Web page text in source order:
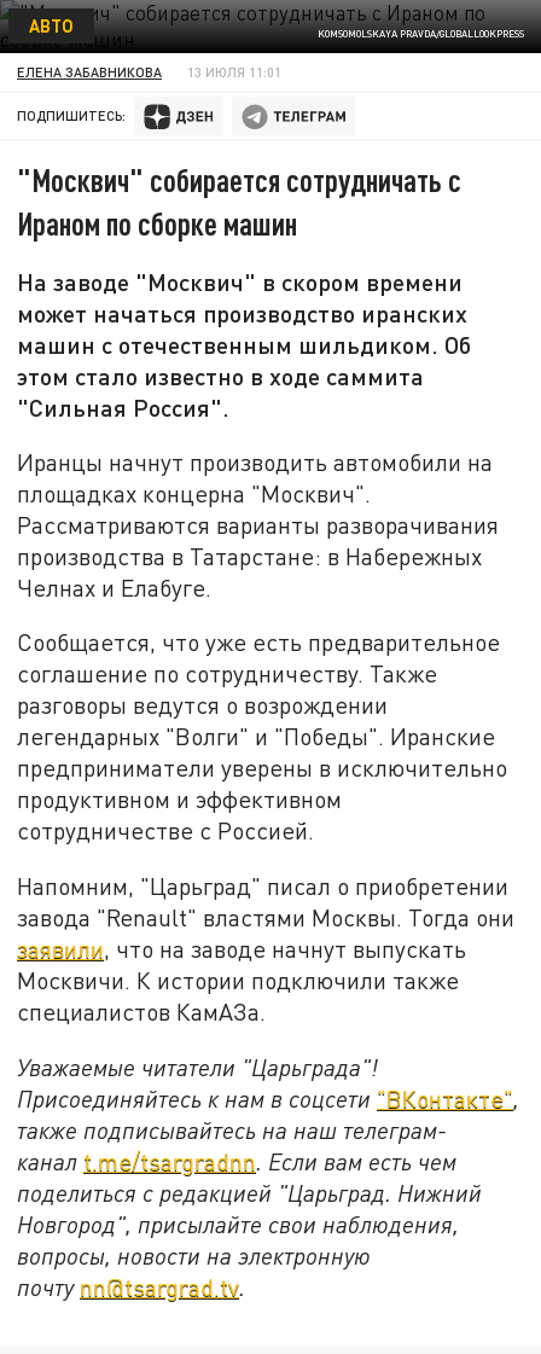
KOMSOMOLSKAYA PRAVDA/GLOBALLOOKPRESS
АВТО
ЕЛЕНА ЗАБАВНИКОВА 13 ИЮЛЯ 11:01
ПОДПИШИТЕСЬ:
"Москвич" собирается сотрудничать с
Ираном по сборке машин
На заводе "Москвич" в скором времени
может начаться производство иранских
машин с отечественным шильдиком. Об
этом стало известно в ходе саммита
"Сильная Россия".
Иранцы начнут производить автомобили на
площадках концерна "Москвич".
Рассматриваются варианты разворачивания
производства в Татарстане: в Набережных
Челнах и Елабуге.
Сообщается, что уже есть предварительное
соглашение по сотрудничеству. Также
разговоры ведутся о возрождении
легендарных "Волги" и "Победы". Иранские
предприниматели уверены в исключительно
продуктивном и эффективном
сотрудничестве с Россией.
Напомним, "Царьград" писал о приобретении
завода "Renault" властями Москвы. Тогда они
заявили, что на заводе начнут выпускать
Москвичи. К истории подключили также
специалистов КамАЗа.
Уважаемые читатели "Царьграда"!
Присоединяйтесь к нам в соцсети "ВКонтакте",
также подписывайтесь на наш телеграм-
канал t.me/tsargradnn. Если вам есть чем
поделиться с редакцией "Царьград. Нижний
Новгород", присылайте свои наблюдения,
вопросы, новости на электронную
почту nn@tsargrad.tv.